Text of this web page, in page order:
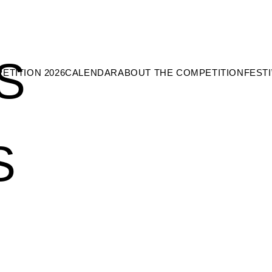
2026CALENDARABOUT THE COMPETITION